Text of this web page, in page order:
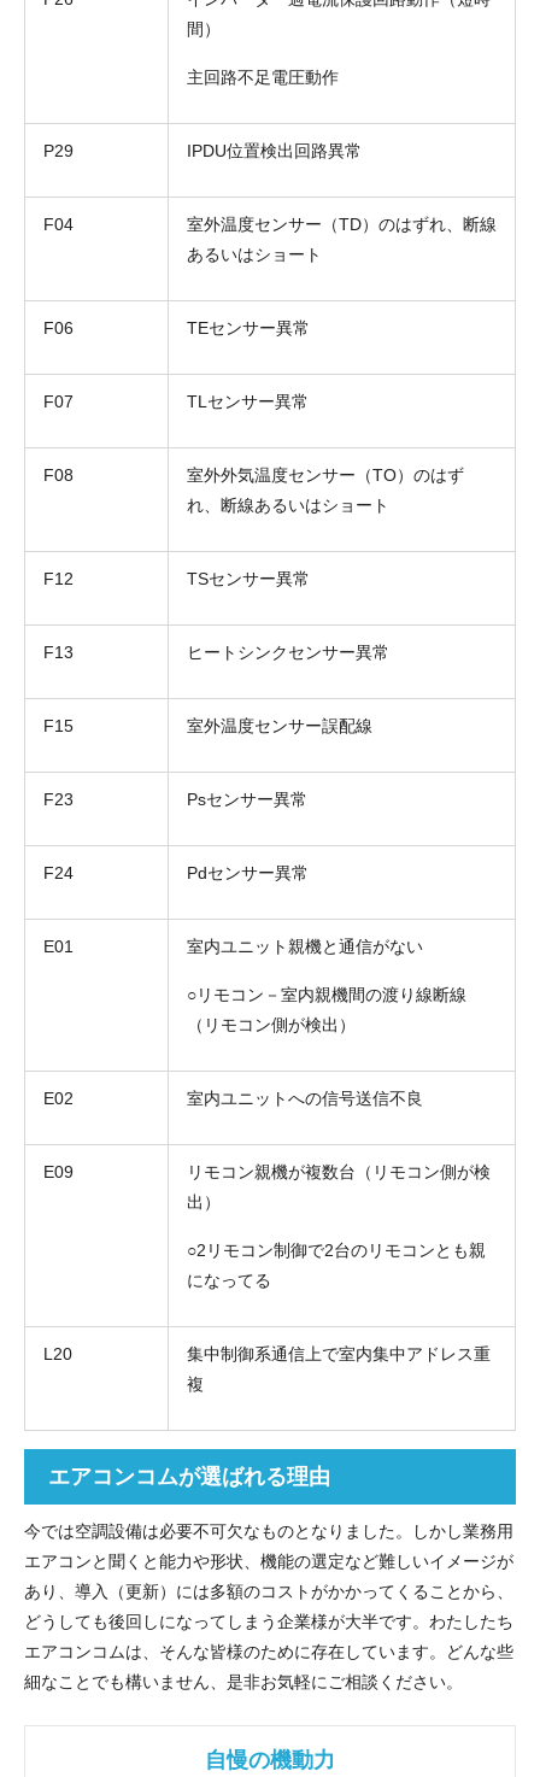
間）
主回路不足電圧動作
P29 IPDU位置検出回路異常
F04
室外温度センサー（TD）のはずれ、断線
あるいはショート
F06 TEセンサー異常
F07 TLセンサー異常
F08
室外外気温度センサー（TO）のはず
れ、断線あるいはショート
F12 TSセンサー異常
F13 ヒートシンクセンサー異常
F15 室外温度センサー誤配線
F23 Psセンサー異常
F24 Pdセンサー異常
E01 室内ユニット親機と通信がない
○リモコン－室内親機間の渡り線断線
（リモコン側が検出）
E02 室内ユニットへの信号送信不良
E09
リモコン親機が複数台（リモコン側が検
出）
○2リモコン制御で2台のリモコンとも親
になってる
L20
集中制御系通信上で室内集中アドレス重
複
エアコンコムが選ばれる理由
今では空調設備は必要不可欠なものとなりました。しかし業務用
エアコンと聞くと能力や形状、機能の選定など難しいイメージが
あり、導入（更新）には多額のコストがかかってくることから、
どうしても後回しになってしまう企業様が大半です。わたしたち
エアコンコムは、そんな皆様のために存在しています。どんな些
細なことでも構いません、是非お気軽にご相談ください。
自慢の機動力
折り返しのご連絡
(ご選択ください)